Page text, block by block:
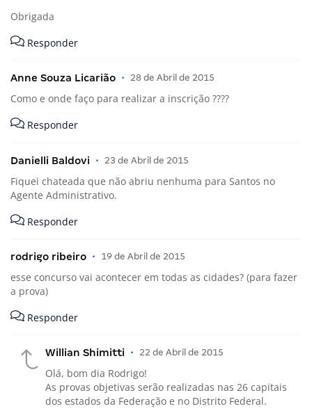
Obrigada
Responder
Anne Souza Licarião • 28 de Abril de 2015
Como e onde faço para realizar a inscrição ????
Responder
Danielli Baldovi • 23 de Abril de 2015
Fiquei chateada que não abriu nenhuma para Santos no
Agente Administrativo.
Responder
rodrigo ribeiro • 19 de Abril de 2015
esse concurso vai acontecer em todas as cidades? (para fazer
a prova)
Responder
Willian Shimitti • 22 de Abril de 2015
Olá, bom dia Rodrigo!
As provas objetivas serão realizadas nas 26 capitais
dos estados da Federação e no Distrito Federal.